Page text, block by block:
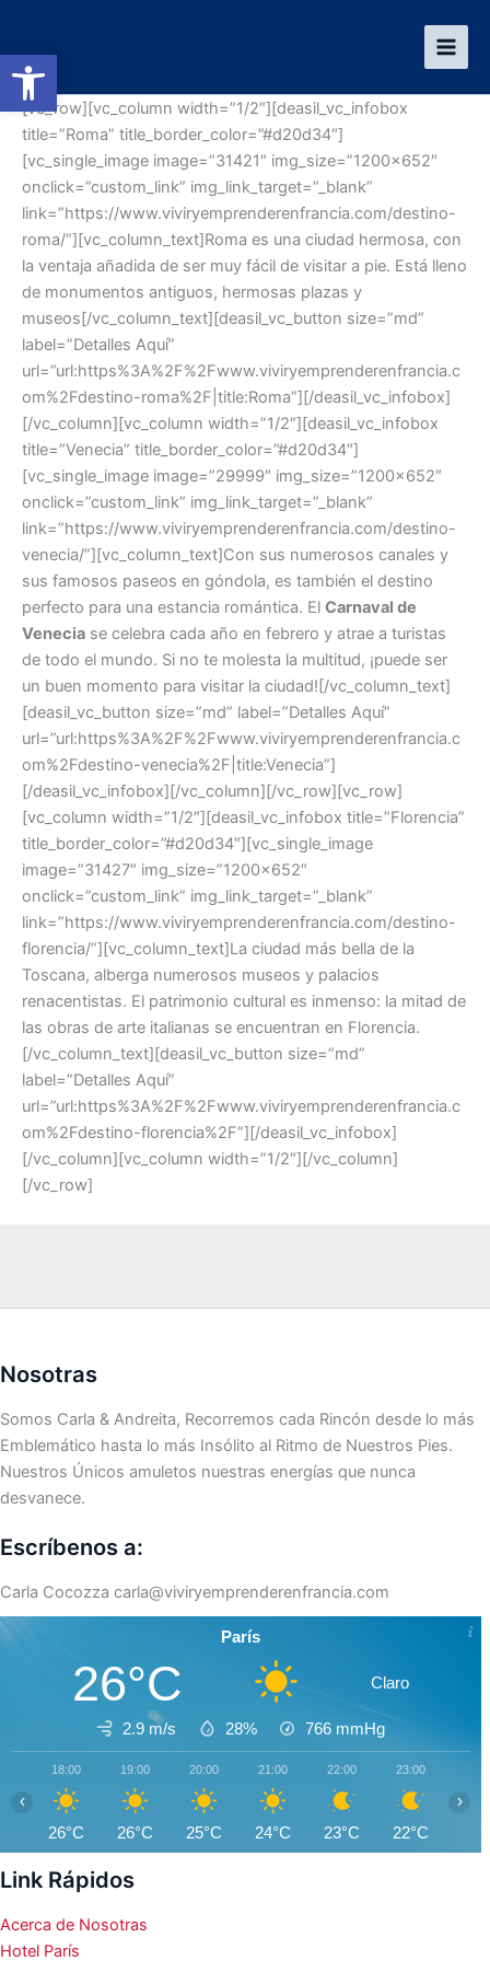
Abrir barra de herramientas
contenido
[vc_row][vc_column width=”1/2″][deasil_vc_infobox
title=”Roma” title_border_color=”#d20d34″]
[vc_single_image image=”31421″ img_size=”1200×652″
onclick=”custom_link” img_link_target=”_blank”
link=”https://www.viviryemprenderenfrancia.com/destino-
roma/”][vc_column_text]Roma es una ciudad hermosa, con
la ventaja añadida de ser muy fácil de visitar a pie. Está lleno
de monumentos antiguos, hermosas plazas y
museos[/vc_column_text][deasil_vc_button size=”md”
label=”Detalles Aquí”
url=”url:https%3A%2F%2Fwww.viviryemprenderenfrancia.c
om%2Fdestino-roma%2F|title:Roma”][/deasil_vc_infobox]
[/vc_column][vc_column width=”1/2″][deasil_vc_infobox
title=”Venecia” title_border_color=”#d20d34″]
[vc_single_image image=”29999″ img_size=”1200×652″
onclick=”custom_link” img_link_target=”_blank”
link=”https://www.viviryemprenderenfrancia.com/destino-
venecia/”][vc_column_text]Con sus numerosos canales y
sus famosos paseos en góndola, es también el destino
perfecto para una estancia romántica. El Carnaval de
Venecia se celebra cada año en febrero y atrae a turistas
de todo el mundo. Si no te molesta la multitud, ¡puede ser
un buen momento para visitar la ciudad![/vc_column_text]
[deasil_vc_button size=”md” label=”Detalles Aquí”
url=”url:https%3A%2F%2Fwww.viviryemprenderenfrancia.c
om%2Fdestino-venecia%2F|title:Venecia”]
[/deasil_vc_infobox][/vc_column][/vc_row][vc_row]
[vc_column width=”1/2″][deasil_vc_infobox title=”Florencia”
title_border_color=”#d20d34″][vc_single_image
image=”31427″ img_size=”1200×652″
onclick=”custom_link” img_link_target=”_blank”
link=”https://www.viviryemprenderenfrancia.com/destino-
florencia/”][vc_column_text]La ciudad más bella de la
Toscana, alberga numerosos museos y palacios
renacentistas. El patrimonio cultural es inmenso: la mitad de
las obras de arte italianas se encuentran en Florencia.
[/vc_column_text][deasil_vc_button size=”md”
label=”Detalles Aquí”
url=”url:https%3A%2F%2Fwww.viviryemprenderenfrancia.c
om%2Fdestino-florencia%2F”][/deasil_vc_infobox]
[/vc_column][vc_column width=”1/2″][/vc_column]
[/vc_row]
Nosotras
Somos Carla & Andreita, Recorremos cada Rincón desde lo más
Emblemático hasta lo más Insólito al Ritmo de Nuestros Pies.
Nuestros Únicos amuletos nuestras energías que nunca
desvanece.
Escríbenos a:
Carla Cocozza carla@viviryemprenderenfrancia.com
París
26°C Claro
2.9 m/s 28% 766 mmHg
18:00
26°C
19:00
26°C
20:00
25°C
21:00
24°C
22:00
23°C
23:00
22°C
‹ ›
Link Rápidos
Acerca de Nosotras
Hotel París